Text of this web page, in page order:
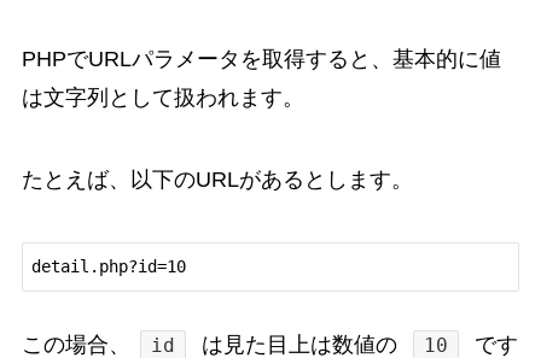
PHPでURLパラメータを取得すると、基本的に値
は文字列として扱われます。
たとえば、以下のURLがあるとします。
detail.php?id=10
この場合、 id は見た目上は数値の 10
です